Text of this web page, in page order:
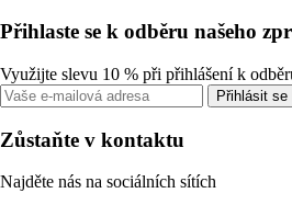
Přihlaste se k odběru našeho
Využijte slevu 10 % při přihlášení k
Přihlásit se
Zůstaňte v kontaktu
Najděte nás na sociálních sítích